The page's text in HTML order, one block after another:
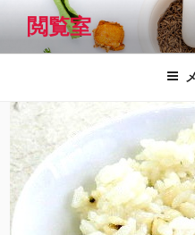
テ
ッ
プ
閲覧室